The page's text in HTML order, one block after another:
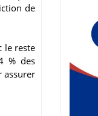
de
le reste
% des
assurer